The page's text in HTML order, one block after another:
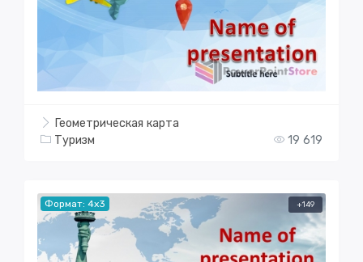
Геометрическая карта
Туризм
19 619
Формат: 4x3 +149